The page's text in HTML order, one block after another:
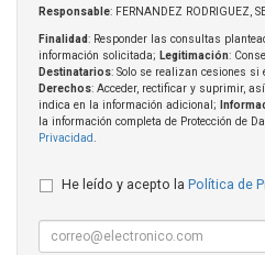
Responsable: FERNANDEZ RODRIGUEZ,
Finalidad: Responder las consultas
información solicitada; Legitimación:
Destinatarios: Solo se realizan cesiones
Derechos: Acceder, rectificar y suprimir,
indica en la información adicional;
la información completa de Protección de
Privacidad
He leído y acepto la Política de